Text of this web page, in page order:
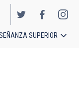
SUPERIOR